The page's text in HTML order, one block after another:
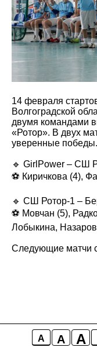
A A A
14 февраля
Волгоградской
двумя командами
«Ротор». В двух
уверенные победы.
🔹 GirlPower – СШ
⚽️ Киричкова (4),
🔹 СШ Ротор-1 –
⚽️ Мовчан (5),
Лобыкина,
Следующие матчи